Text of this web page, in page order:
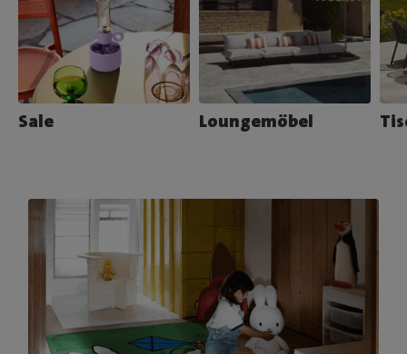
Sale Loungemöbel